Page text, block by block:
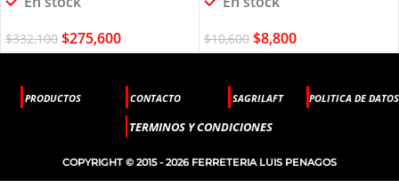
$332,100 $275,600 $10,600 $8,800
PRODUCTOS CONTACTO SAGRILAFT POLITICA DE DATOS
TERMINOS Y CONDICIONES
COPYRIGHT © 2015 - 2026 FERRETERIA LUIS PENAGOS